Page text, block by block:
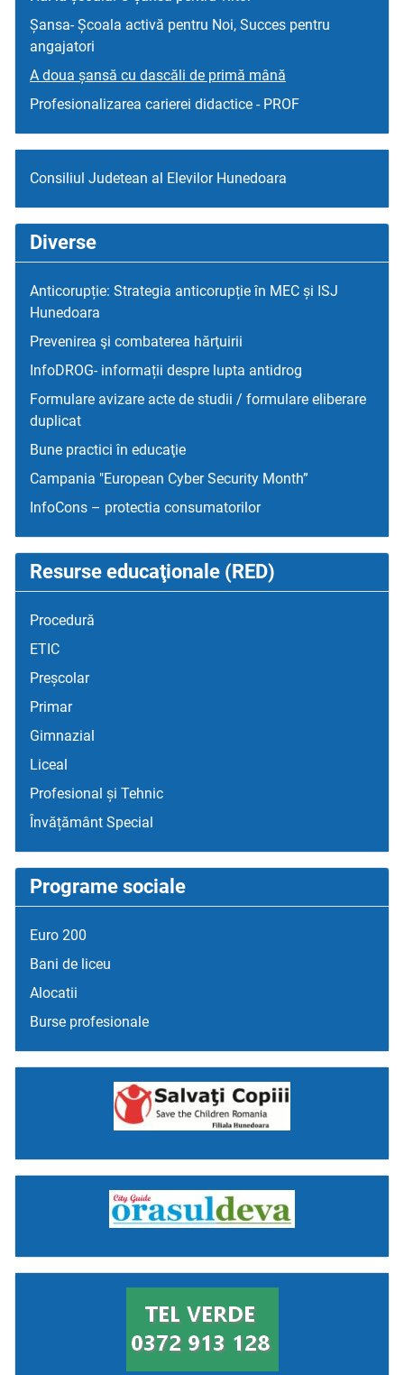
Șansa- Școala activă pentru Noi, Succes pentru
angajatori
A doua șansă cu dascăli de primă mână
Profesionalizarea carierei didactice - PROF
Consiliul Judetean al Elevilor Hunedoara
Diverse
Anticorupție: Strategia anticorupție în MEC și ISJ
Hunedoara
Prevenirea şi combaterea hărţuirii
InfoDROG- informații despre lupta antidrog
Formulare avizare acte de studii / formulare eliberare
duplicat
Bune practici în educaţie
Campania "European Cyber Security Month”
InfoCons – protectia consumatorilor
Resurse educaţionale (RED)
Procedură
ETIC
Preșcolar
Primar
Gimnazial
Liceal
Profesional și Tehnic
Învățământ Special
Programe sociale
Euro 200
Bani de liceu
Alocatii
Burse profesionale